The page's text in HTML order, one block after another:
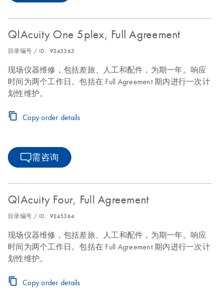
QIAcuity One 5plex, Full Agreement
目录编号 / ID. 9245363
现场仪器维修，包括差旅、人工和配件，为期一年。响应
时间为两个工作日。包括在 Full Agreement 期内进行一次计
划性维护。
Copy order details
需咨询
QIAcuity Four, Full Agreement
目录编号 / ID. 9245364
现场仪器维修，包括差旅、人工和配件，为期一年。响应
时间为两个工作日。包括在 Full Agreement 期内进行一次计
划性维护。
Copy order details